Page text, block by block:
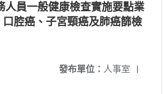
人員一般健康檢查實施要點業
腔癌、子宮頸癌及肺癌篩檢
發布單位： 人事室 |